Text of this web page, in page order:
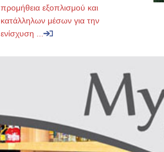
προμήθεια εξοπλισμού και
κατάλληλων μέσων για την
ενίσχυση ...